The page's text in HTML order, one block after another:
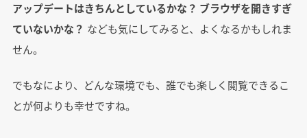
アップデートはきちんとしているかな？ ブラウザを開きすぎ
ていないかな？ なども気にしてみると、よくなるかもしれま
せん。
でもなにより、どんな環境でも、誰でも楽しく閲覧できるこ
とが何よりも幸せですね。